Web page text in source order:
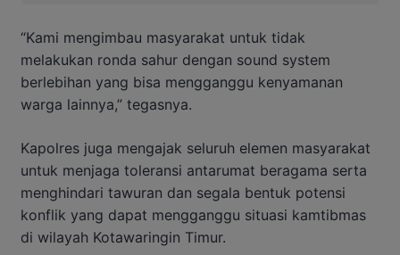
“Kami mengimbau masyarakat untuk tidak
melakukan ronda sahur dengan sound system
berlebihan yang bisa mengganggu kenyamanan
warga lainnya,” tegasnya.
Kapolres juga mengajak seluruh elemen masyarakat
untuk menjaga toleransi antarumat beragama serta
menghindari tawuran dan segala bentuk potensi
konflik yang dapat mengganggu situasi kamtibmas
di wilayah Kotawaringin Timur.